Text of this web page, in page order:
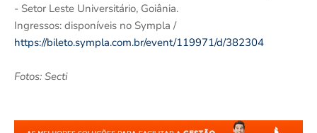
- Setor Leste Universitário, Goiânia.
Ingressos: disponíveis no Sympla /
https://bileto.sympla.com.br/event/119971/d/382304
Fotos: Secti